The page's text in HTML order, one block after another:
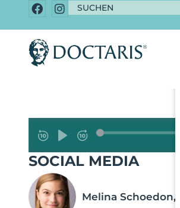
SOCIAL MEDIA
Melina Schoedon,